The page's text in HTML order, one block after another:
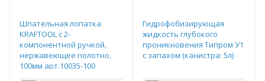
Шпательная лопатка
KRAFTOOL с 2-
компонентной ручкой,
нержавеющее полотно,
100мм арт.10035-100
Гидрофобизирующая
жидкость глубокого
проникновения Типром У1
с запахом (канистра: 5л)